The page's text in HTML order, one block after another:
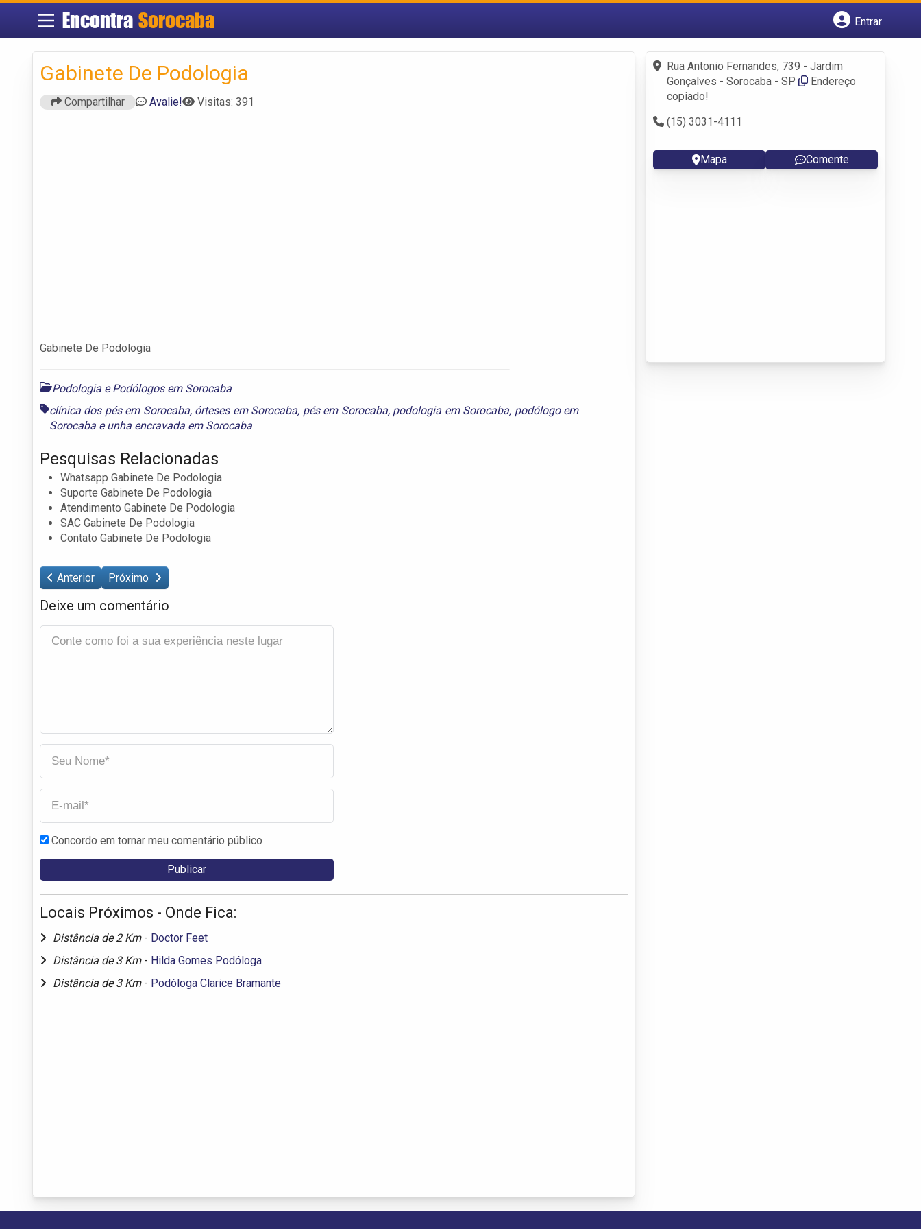
Encontra Sorocaba
Entrar
Fazer login
Criar conta
Gabinete De Podologia
Compartilhar Avalie! Visitas: 391
Gabinete De Podologia
Podologia e Podólogos em Sorocaba
clínica dos pés em Sorocaba, órteses em Sorocaba, pés em Sorocaba, podologia em Sorocaba, podólogo em
Sorocaba eunha encravada em Sorocaba
Pesquisas Relacionadas
Whatsapp Gabinete De Podologia
Suporte Gabinete De Podologia
Atendimento Gabinete De Podologia
SAC Gabinete De Podologia
Contato Gabinete De Podologia
Anterior Próximo
Deixe um comentário
Concordo em tornar meu comentário público
Locais Próximos - Onde Fica:
Distância de 2 Km - Doctor Feet
Distância de 3 Km - Hilda Gomes Podóloga
Distância de 3 Km - Podóloga Clarice Bramante
Rua Antonio Fernandes, 739 - Jardim
Gonçalves - Sorocaba - SP
Endereço
copiado!
(15) 3031-4111
Mapa Comente